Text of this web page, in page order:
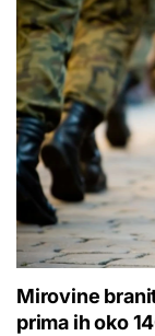
Mirovine
prima ih oko